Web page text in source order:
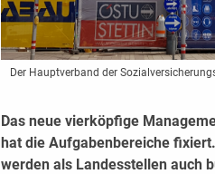
Der Hauptverband der
Das neue vierköpfige
hat die Aufgabenbereiche
werden als Landesstellen auch